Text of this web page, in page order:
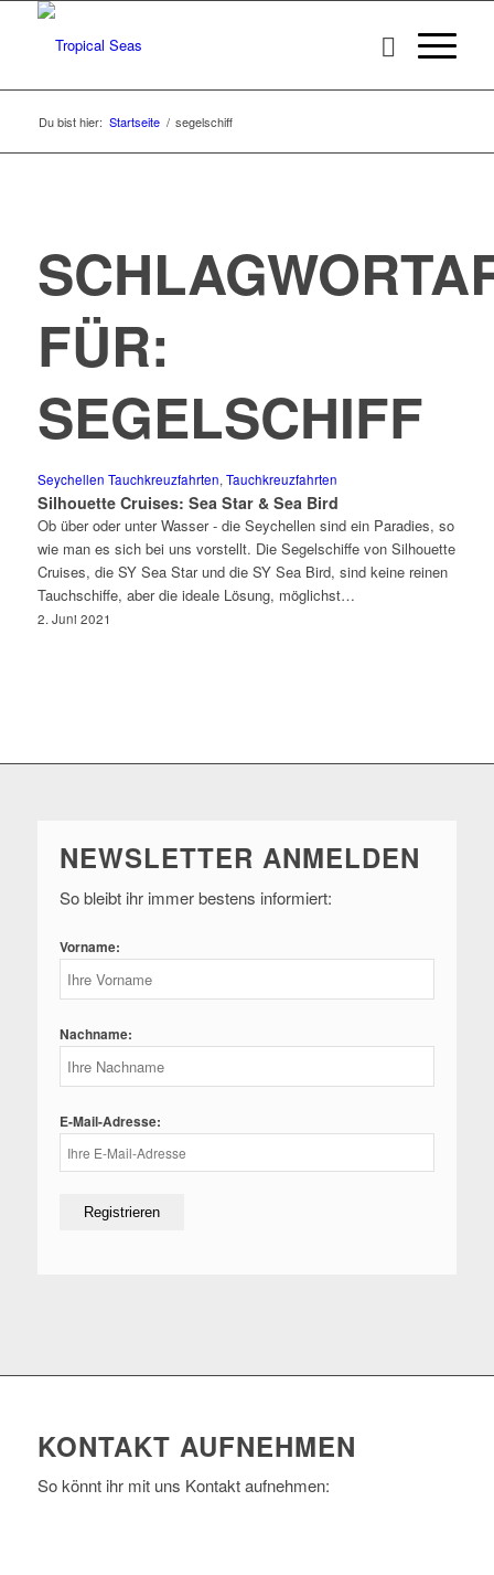
Du bist hier: Startseite / segelschiff
FÜR:
SEGELSCHIFF
Seychellen Tauchkreuzfahrten, Tauchkreuzfahrten
Silhouette Cruises: Sea Star & Sea Bird
Ob über oder unter Wasser - die Seychellen sind ein Paradies, so
wie man es sich bei uns vorstellt. Die Segelschiffe von Silhouette
Cruises, die SY Sea Star und die SY Sea Bird, sind keine reinen
Tauchschiffe, aber die ideale Lösung, möglichst…
2. Juni 2021
NEWSLETTER ANMELDEN
So bleibt ihr immer bestens informiert:
Vorname:
Nachname:
E-Mail-Adresse:
KONTAKT AUFNEHMEN
So könnt ihr mit uns Kontakt aufnehmen: